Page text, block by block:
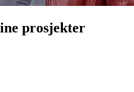
prosjekter